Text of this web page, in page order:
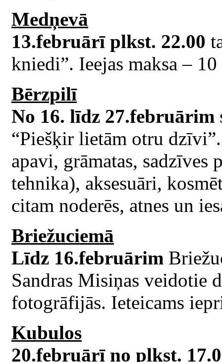
Medņevā
13.februārī plkst. 22.00
kniedi”. Ieejas maksa –
Bērzpilī
No 16. līdz 27.februārim
“Piešķir lietām otru
apavi, grāmatas, sadzīves
tehnika), aksesuāri,
citam noderēs, atnes un
Briežuciemā
Līdz 16.februārim
Sandras Misiņas veidotie
fotogrāfijās. Ieteicams
Kubulos
20.februārī no plkst.